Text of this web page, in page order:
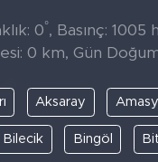
0°, Basınç: 1005
0 km, Gün
Aksaray
Bilecik Bingöl